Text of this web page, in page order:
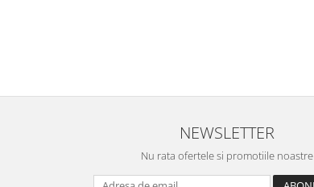
NEWSLETTER
Nu rata ofertele si promotiile noastre